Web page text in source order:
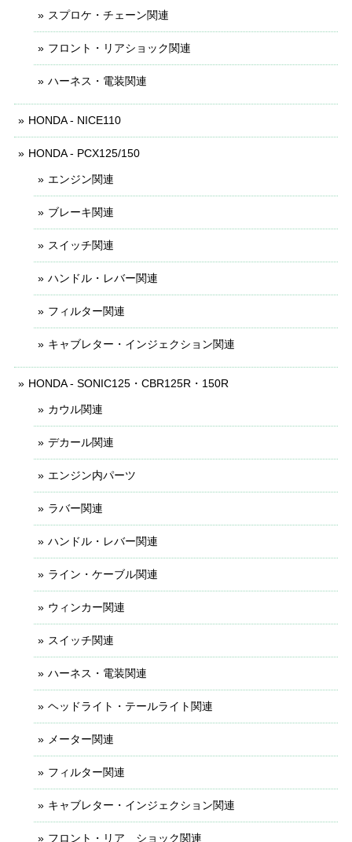
スプロケ・チェーン関連
フロント・リアショック関連
ハーネス・電装関連
HONDA - NICE110
HONDA - PCX125/150
エンジン関連
ブレーキ関連
スイッチ関連
ハンドル・レバー関連
フィルター関連
キャブレター・インジェクション関連
HONDA - SONIC125・CBR125R・150R
カウル関連
デカール関連
エンジン内パーツ
ラバー関連
ハンドル・レバー関連
ライン・ケーブル関連
ウィンカー関連
スイッチ関連
ハーネス・電装関連
ヘッドライト・テールライト関連
メーター関連
フィルター関連
キャブレター・インジェクション関連
フロント・リア ショック関連